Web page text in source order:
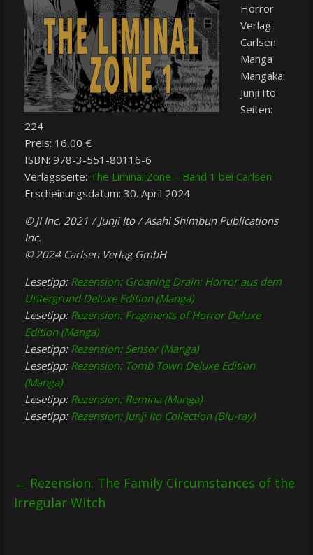
Horror
Verlag:
Carlsen
Manga
Mangaka:
Junji Ito
Seiten:
224
Preis: 16,00 €
ISBN: 978-3-551-80116-6
Verlagsseite: The Liminal Zone – Band 1 bei Carlsen
Erscheinungsdatum: 30. April 2024
© JI Inc. 2021 / Junji Ito / Asahi Shimbun Publications
Inc.
© 2024 Carlsen Verlag GmbH
Lesetipp: Rezension: Groaning Drain: Horror aus dem
Untergrund Deluxe Edition (Manga)
Lesetipp: Rezension: Fragments of Horror Deluxe
Edition (Manga)
Lesetipp: Rezension: Sensor (Manga)
Lesetipp: Rezension: Tomb Town Deluxe Edition
(Manga)
Lesetipp: Rezension: Remina (Manga)
Lesetipp: Rezension: Junji Ito Collection (Blu-ray)
← Rezension: The Family Circumstances of the
Irregular Witch